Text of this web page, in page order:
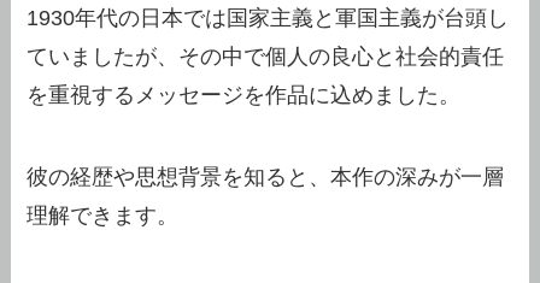
1930年代の日本では国家主義と軍国主義が台頭し
ていましたが、その中で個人の良心と社会的責任
を重視するメッセージを作品に込めました。
彼の経歴や思想背景を知ると、本作の深みが一層
理解できます。